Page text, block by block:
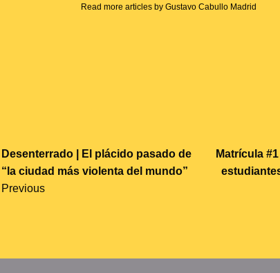
Read more articles by Gustavo Cabullo Madrid
S
T
N
I
Desenterrado | El plácido pasado de
“la ciudad más violenta del mundo”
Previous
Matrícula